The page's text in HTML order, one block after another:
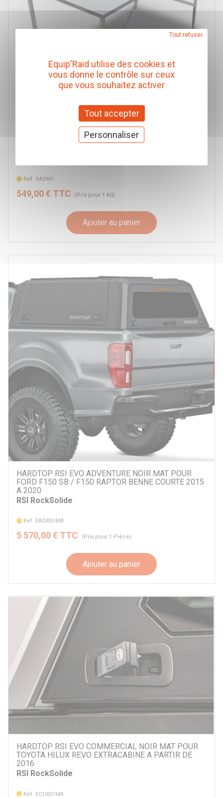
TABLE DE CAMPING EN INOX RSI AVEC SYSTEME DE
Réf. SA0901
549,00 € TTC (Prix pour 1 Kit)
Ajouter au panier
HARDTOP RSI EVO ADVENTURE NOIR MAT POUR
FORD F150 SB / F150 RAPTOR BENNE COURTE 2015
A 2020
RSI RockSolide
Réf. EA0300-MB
5 570,00 € TTC (Prix pour 1 Pièce)
Ajouter au panier
HARDTOP RSI EVO COMMERCIAL NOIR MAT POUR
TOYOTA HILUX REVO EXTRACABINE A PARTIR DE
2016
RSI RockSolide
Réf. EC1307-MB
Equip'Raid utilise des cookies et
vous donne le contrôle sur ceux
que vous souhaitez activer
Tout accepter
Tout refuser
Personnaliser